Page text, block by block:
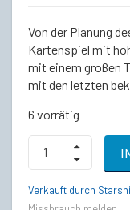
Von der Planung
Kartenspiel mit
mit einem großen
mit den letzten
6 vorrätig
Salvaged
Skull
Table
quantity
Verkauft durch